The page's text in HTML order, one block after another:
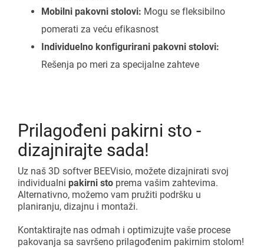
Mobilni pakovni stolovi: Mogu se fleksibilno
pomerati za veću efikasnost
Individuelno konfigurirani pakovni stolovi:
Rešenja po meri za specijalne zahteve
Prilagođeni pakirni sto -
dizajnirajte sada!
Uz naš 3D softver BEEVisio, možete dizajnirati svoj
individualni pakirni sto prema vašim zahtevima.
Alternativno, možemo vam pružiti podršku u
planiranju, dizajnu i montaži.
Kontaktirajte nas odmah i optimizujte vaše procese
pakovanja sa savršeno prilagođenim pakirnim stolom!